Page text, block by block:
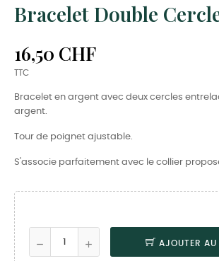
Bracelet Double
16,50 CHF
TTC
Bracelet en argent avec deux cercles
argent.
Tour de poignet ajustable.
S'associe parfaitement avec le collier
AJOUTER AU